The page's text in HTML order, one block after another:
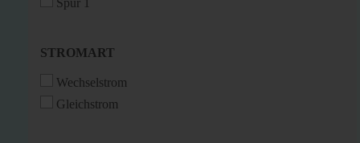
Spur 1
STROMART
STROMART
Wechselstrom
Gleichstrom